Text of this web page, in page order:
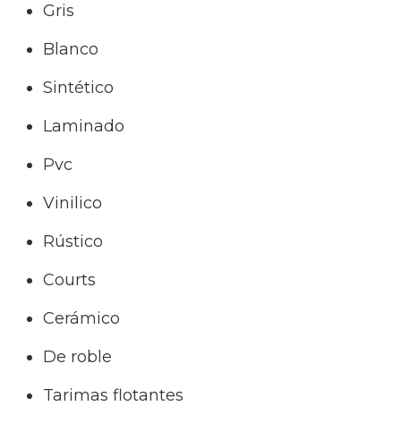
Gris
Blanco
Sintético
Laminado
Pvc
Vinilico
Rústico
Courts
Cerámico
De roble
Tarimas flotantes